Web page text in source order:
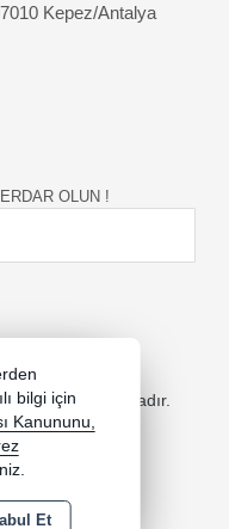
Kepez/Antalya
OLUN !
saklıdır.
ile korunmaktadır.
bilgi için
Kanununu,
Et